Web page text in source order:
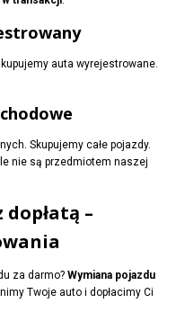
auta wyrejestrowane.
Skupujemy całe pojazdy.
nie są przedmiotem naszej
–
za darmo? Wymiana pojazdu
Twoje auto i dopłacimy Ci